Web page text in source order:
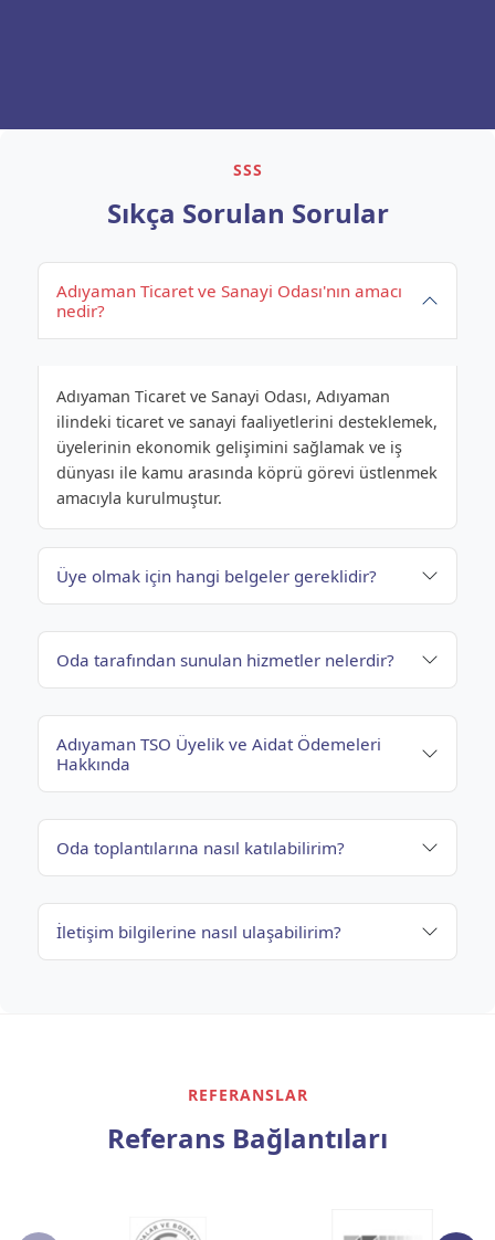
SSS
Sıkça Sorulan Sorular
Adıyaman Ticaret ve Sanayi Odası'nın amacı
nedir?
Adıyaman Ticaret ve Sanayi Odası, Adıyaman
ilindeki ticaret ve sanayi faaliyetlerini desteklemek,
üyelerinin ekonomik gelişimini sağlamak ve iş
dünyası ile kamu arasında köprü görevi üstlenmek
amacıyla kurulmuştur.
Üye olmak için hangi belgeler gereklidir?
Oda tarafından sunulan hizmetler nelerdir?
Adıyaman TSO Üyelik ve Aidat Ödemeleri
Hakkında
Oda toplantılarına nasıl katılabilirim?
İletişim bilgilerine nasıl ulaşabilirim?
REFERANSLAR
Referans Bağlantıları